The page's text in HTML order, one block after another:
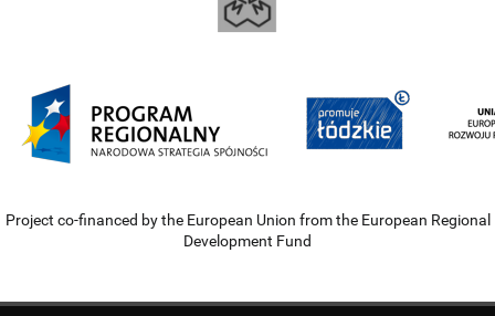
Project co-financed by the European Union from the European Regional
Development Fund